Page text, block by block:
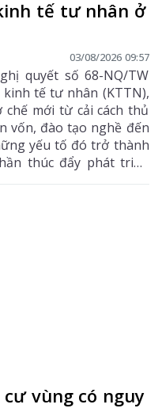
tế tư nhân ở
03/08/2026 09:57
quyết số 68-NQ/TW
tế tư nhân (KTTN),
mới từ cải cách thủ
vốn, đào tạo nghề đến
yếu tố đó trở thành
thúc đẩy phát triển
cương, từng bước
vùng có nguy